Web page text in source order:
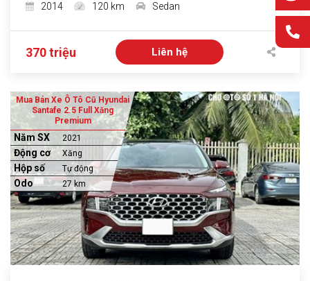
2014
120 km Sedan
370 triệu Liên hệ
Mua Bán Xe Ô Tô Cũ Hyundai
Santafe 2.5 Full Xăng
Premium
Năm SX 2021
Động cơ Xăng
Hộp số Tự động
Odo 27 km